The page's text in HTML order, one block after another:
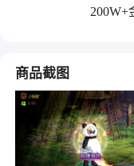
200W+
商品截图